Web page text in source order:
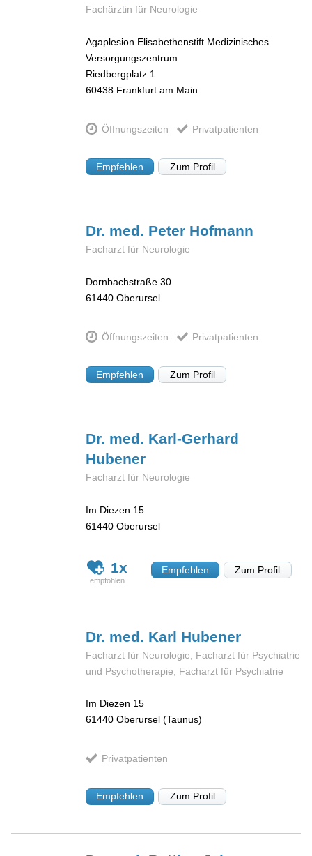
Fachärztin für Neurologie
Agaplesion Elisabethenstift Medizinisches
Versorgungszentrum
Riedbergplatz 1
60438 Frankfurt am Main
Öffnungszeiten Privatpatienten
Empfehlen Zum Profil
Dr. med. Peter Hofmann
Facharzt für Neurologie
Dornbachstraße 30
61440 Oberursel
Öffnungszeiten Privatpatienten
Empfehlen Zum Profil
Dr. med. Karl-Gerhard
Hubener
Facharzt für Neurologie
Im Diezen 15
61440 Oberursel
1x Empfehlen Zum Profil
Dr. med. Karl Hubener
Facharzt für Neurologie, Facharzt für Psychiatrie
und Psychotherapie, Facharzt für Psychiatrie
Im Diezen 15
61440 Oberursel (Taunus)
Privatpatienten
Empfehlen Zum Profil